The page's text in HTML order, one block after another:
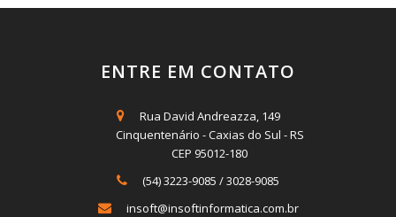
ENTRE EM CONTATO
Rua David Andreazza, 149
Cinquentenário - Caxias do Sul - RS
CEP 95012-180
(54) 3223-9085 /3028-9085
insoft@insoftinformatica.com.br